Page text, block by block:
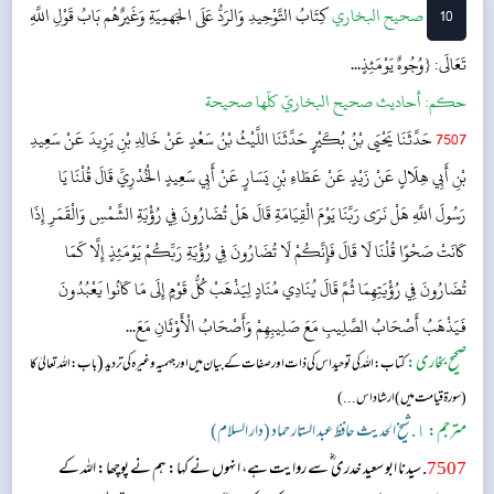
10 ‌‌صحيح البخاريكِتَابُ التَّوْحِيدِ وَالرَدُّ عَلَی الجَهمِيَةِ وَغَيرٌهُمبَابُ قَوْلِ اللَّهِ
تَعَالَى: {وُجُوهٌ يَوْمَئِذٍ...
حکم:أحاديث صحيح البخاريّ كلّها صحيحة
7507حَدَّثَنَا يَحْيَى بْنُ بُكَيْرٍ حَدَّثَنَا اللَّيْثُ بْنُ سَعْدٍ عَنْ خَالِدِ بْنِ يَزِيدَ عَنْ سَعِيدِ
بْنِ أَبِي هِلَالٍ عَنْ زَيْدٍ عَنْ عَطَاءِ بْنِ يَسَارٍ عَنْ أَبِي سَعِيدٍ الْخُدْرِيِّ قَالَ قُلْنَا يَا
رَسُولَ اللَّهِ هَلْ نَرَى رَبَّنَا يَوْمَ الْقِيَامَةِ قَالَ هَلْ تُضَارُونَ فِي رُؤْيَةِ الشَّمْسِ وَالْقَمَرِ إِذَا
كَانَتْ صَحْوًا قُلْنَا لَا قَالَ فَإِنَّكُمْ لَا تُضَارُونَ فِي رُؤْيَةِ رَبِّكُمْ يَوْمَئِذٍ إِلَّا كَمَا
تُضَارُونَ فِي رُؤْيَتِهِمَا ثُمَّ قَالَ يُنَادِي مُنَادٍ لِيَذْهَبْ كُلُّ قَوْمٍ إِلَى مَا كَانُوا يَعْبُدُونَ
فَيَذْهَبُ أَصْحَابُ الصَّلِيبِ مَعَ صَلِيبِهِمْ وَأَصْحَابُ الْأَوْثَانِ مَعَ...
صحیح بخاری:کتاب: اللہ کی توحید اس کی ذات اور صفات کے بیان میں اور جهميہ وغیرہ کی تردید(باب: اللہ تعالیٰ کا
( سورۃ قیامت میں ) ارشاد اس...)
مترجم: ١. شیخ الحدیث حافظ عبد الستار حماد (دار السلام)
7507 . سیدنا ابو سعید خدری ؓ سے روایت ہے، انہوں نے کہا: ہم نے پوچھا: اللہ کے